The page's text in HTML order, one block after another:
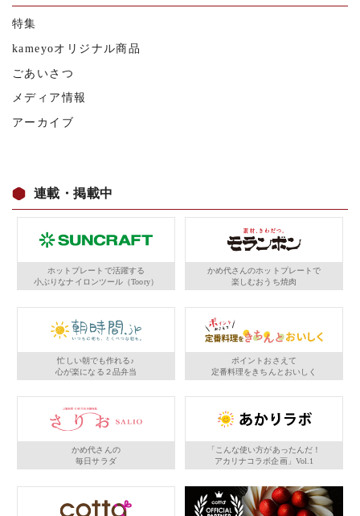
特集
kameyoオリジナル商品
ごあいさつ
メディア情報
アーカイブ
連載・掲載中
ホットプレートで活躍する
小ぶりなナイロンツール（Toory）
かめ代さんのホットプレートで
楽しむおうち焼肉
忙しい朝でも作れる♪
心が楽になる２品弁当
ポイントおさえて
定番料理をきちんとおいしく
かめ代さんの
毎日サラダ
「こんな使い方があったんだ！
アカリナコラボ企画」Vol.1